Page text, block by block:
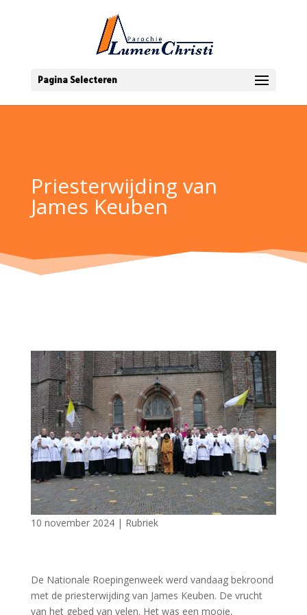
Pagina Selecteren
Priesterwijding van
James Keuben
10 november 2024| Rubriek
De Nationale Roepingenweek werd vandaag bekroond
met de priesterwijding van James Keuben. De vrucht
van het gebed van velen. Het was een mooie,